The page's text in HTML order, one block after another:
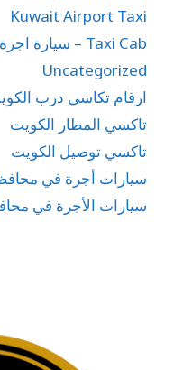
Kuwait Airport Taxi
Taxi Cab – سيارة اجرة
Uncategorized
ارقام تكاسي درب
تاكسي المطار الكويت
تاكسي توصيل الكويت
سيارات أجرة في
سيارات الأجرة في